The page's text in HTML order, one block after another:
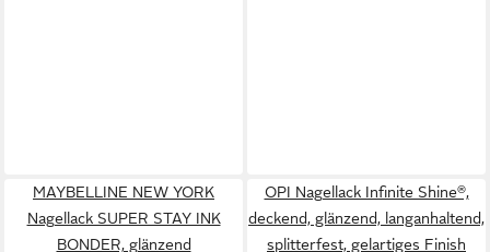
MAYBELLINE NEW YORK
Nagellack SUPER STAY INK
BONDER, glänzend
OPI Nagellack Infinite Shine®,
deckend, glänzend, langanhaltend,
splitterfest, gelartiges Finish